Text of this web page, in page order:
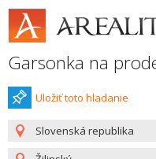
Garsonka na
Uložiť toto hladanie
Slovenská republika